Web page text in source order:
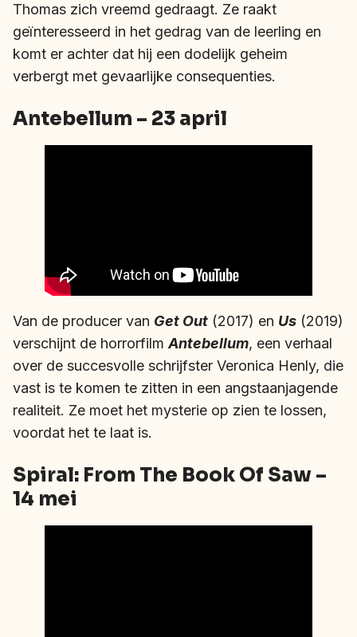
Thomas zich vreemd gedraagt. Ze raakt
geïnteresseerd in het gedrag van de leerling en
komt er achter dat hij een dodelijk geheim
verbergt met gevaarlijke consequenties.
Antebellum – 23 april
Van de producer van Get Out (2017) en Us (2019)
verschijnt de horrorfilm Antebellum, een verhaal
over de succesvolle schrijfster Veronica Henly, die
vast is te komen te zitten in een angstaanjagende
realiteit. Ze moet het mysterie op zien te lossen,
voordat het te laat is.
Spiral: From The Book Of Saw –
14 mei